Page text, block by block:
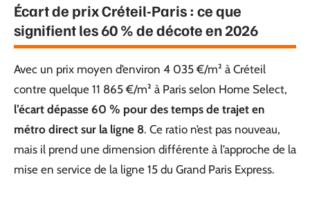
Écart de prix Créteil-Paris : ce que
signifient les 60 % de décote en 2026
Avec un prix moyen d’environ 4 035 €/m² à Créteil
contre quelque 11 865 €/m² à Paris selon Home Select,
l’écart dépasse 60 % pour des temps de trajet en
métro direct sur la ligne 8. Ce ratio n’est pas nouveau,
mais il prend une dimension différente à l’approche de la
mise en service de la ligne 15 du Grand Paris Express.